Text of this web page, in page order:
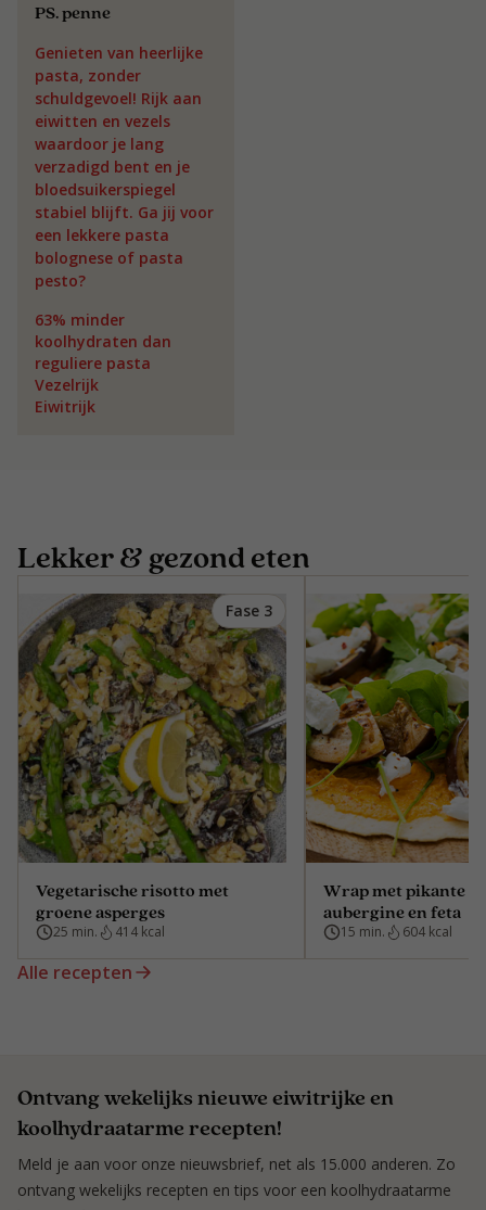
PS. penne
Genieten van heerlijke
pasta, zonder
schuldgevoel! Rijk aan
eiwitten en vezels
waardoor je lang
verzadigd bent en je
bloedsuikerspiegel
stabiel blijft. Ga jij voor
een lekkere pasta
bolognese of pasta
pesto?
63% minder
koolhydraten dan
reguliere pasta
Vezelrijk
Eiwitrijk
Lekker & gezond eten
Fase 3
Vegetarische risotto met
groene asperges
25 min. 414 kcal
Wrap met pikante
aubergine en feta
15 min. 604 kcal
Alle recepten
Ontvang wekelijks nieuwe eiwitrijke en
koolhydraatarme recepten!
Meld je aan voor onze nieuwsbrief, net als 15.000 anderen. Zo
ontvang wekelijks recepten en tips voor een koolhydraatarme